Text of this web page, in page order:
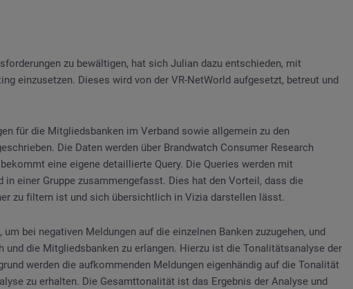
zu bewältigen, hat sich Julian dazu entschieden, mit
einzusetzen. Dieses wird von der VR-NetWorld aufgesetzt, betreut und
für die Mitgliedsbanken im Verband sowie allgemein zu den
Die Daten werden über Brandwatch Consumer Research
eine eigene detaillierte Query. Die Queries werden mit
in einer Gruppe zusammengefasst. Dies hat den Vorteil, dass die
zu filtern ist und sich übersichtlich in Vizia darstellen lässt.
bei negativen Meldungen auf die einzelnen Banken zuzugehen, und
und die Mitgliedsbanken zu erlangen. Hierzu ist die Tonalitätsanalyse der
werden die aufkommenden Meldungen eigenhändig auf die Tonalität
zu erhalten. Die Gesamttonalität ist das Ergebnis der Analyse und